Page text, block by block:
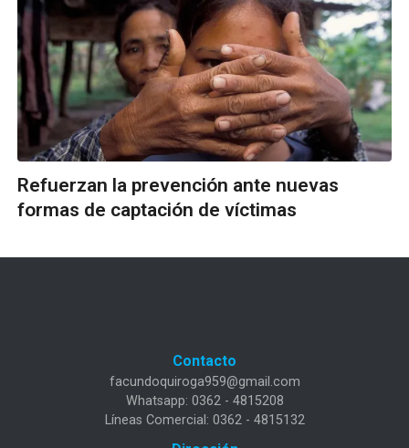
Refuerzan la prevención ante nuevas
formas de captación de víctimas
Contacto
facundoquiroga959@gmail.com
Whatsapp: 0362 - 4815208
Líneas Comercial: 0362 - 4815132